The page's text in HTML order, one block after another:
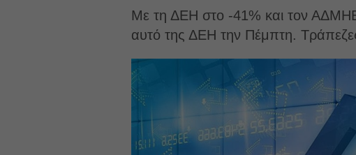
Με τη ΔΕΗ στο -41% και τον ΑΔΜΗΕ
αυτό της ΔΕΗ την Πέμπτη.